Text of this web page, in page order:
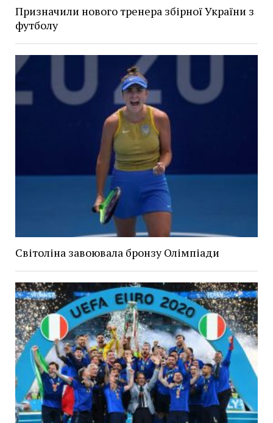
Призначили нового тренера збірної України з
футболу
Світоліна завоювала бронзу Олімпіади